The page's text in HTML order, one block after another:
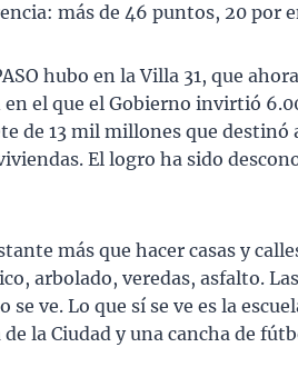
más de 46 puntos, 20 por
hubo en la Villa 31, que
el que el Gobierno invirtió
de 13 mil millones que destinó
El logro ha sido
más que hacer casas y
arbolado, veredas, asfalto.
se ve. Lo que sí se ve es la
la Ciudad y una cancha de